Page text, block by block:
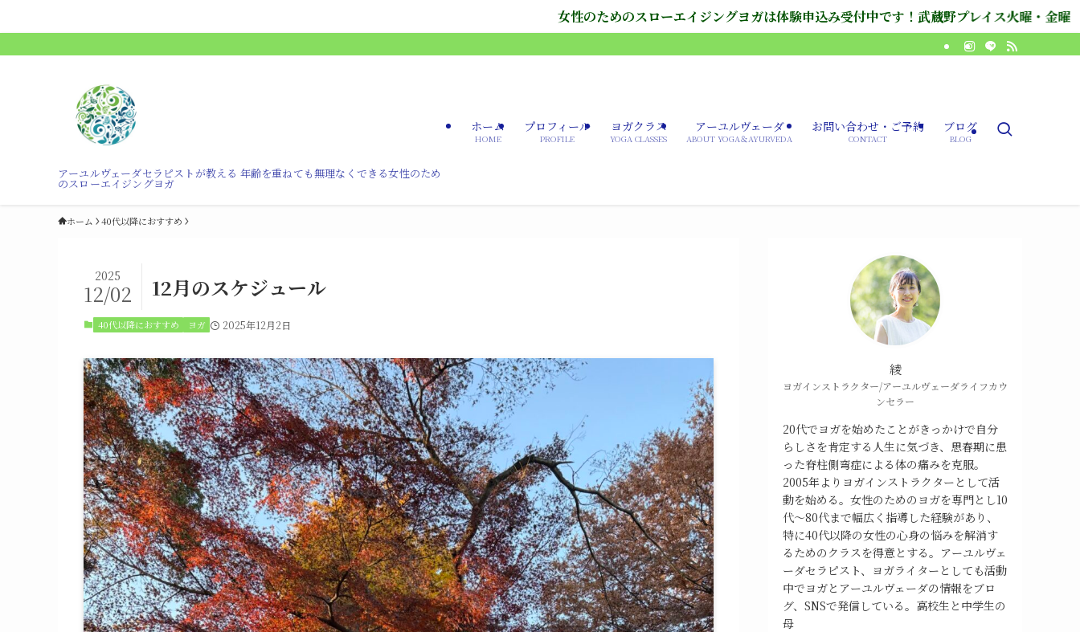
女性のためのスローエイジングヨガは体験申込み受付中です！武蔵野プレイス火曜・金曜 三鷹市公会堂さん
アーユルヴェーダセラピストが教える 年齢を重ねても無理なくできる女性のため
のスローエイジングヨガ
ホーム
HOME
プロフィール
PROFILE
ヨガクラス
YOGA CLASSES
アーユルヴェーダ
ABOUT YOGA＆AYURVEDA
お問い合わせ・ご予約
CONTACT
ブログ
BLOG
ホーム 40代以降におすすめ
12月のスケジュール
2025
12/02
40代以降におすすめ ヨガ 2025年12月2日
綾
ヨガインストラクター/アーユルヴェーダライフカウ
ンセラー
20代でヨガを始めたことがきっかけで自分
らしさを肯定する人生に気づき、思春期に患
った脊柱側弯症による体の痛みを克服。
2005年よりヨガインストラクターとして活
動を始める。女性のためのヨガを専門とし10
代～80代まで幅広く指導した経験があり、
特に40代以降の女性の心身の悩みを解消す
るためのクラスを得意とする。アーユルヴェ
ーダセラピスト、ヨガライターとしても活動
中でヨガとアーユルヴェーダの情報をブロ
グ、SNSで発信している。高校生と中学生の
母